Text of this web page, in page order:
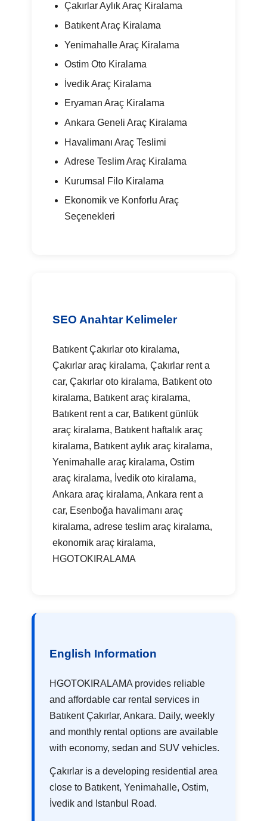
Çakırlar Aylık Araç Kiralama
Batıkent Araç Kiralama
Yenimahalle Araç Kiralama
Ostim Oto Kiralama
İvedik Araç Kiralama
Eryaman Araç Kiralama
Ankara Geneli Araç Kiralama
Havalimanı Araç Teslimi
Adrese Teslim Araç Kiralama
Kurumsal Filo Kiralama
Ekonomik ve Konforlu Araç
Seçenekleri
SEO Anahtar Kelimeler
Batıkent Çakırlar oto kiralama,
Çakırlar araç kiralama, Çakırlar rent a
car, Çakırlar oto kiralama, Batıkent oto
kiralama, Batıkent araç kiralama,
Batıkent rent a car, Batıkent günlük
araç kiralama, Batıkent haftalık araç
kiralama, Batıkent aylık araç kiralama,
Yenimahalle araç kiralama, Ostim
araç kiralama, İvedik oto kiralama,
Ankara araç kiralama, Ankara rent a
car, Esenboğa havalimanı araç
kiralama, adrese teslim araç kiralama,
ekonomik araç kiralama,
HGOTOKIRALAMA
English Information
HGOTOKIRALAMA provides reliable
and affordable car rental services in
Batıkent Çakırlar, Ankara. Daily, weekly
and monthly rental options are available
with economy, sedan and SUV vehicles.
Çakırlar is a developing residential area
close to Batıkent, Yenimahalle, Ostim,
İvedik and Istanbul Road.